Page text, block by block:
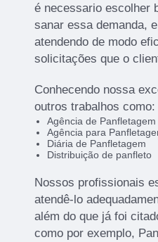
é necessario escolher
sanar essa demanda,
atendendo de modo
solicitações que o
Conhecendo nossa
outros trabalhos como:
Agência de Panfletagem
Agência para
Diária de Panfletagem
Distribuição de panfleto
Nossos profissionais
atendê-lo
além do que já foi
como por exemplo,